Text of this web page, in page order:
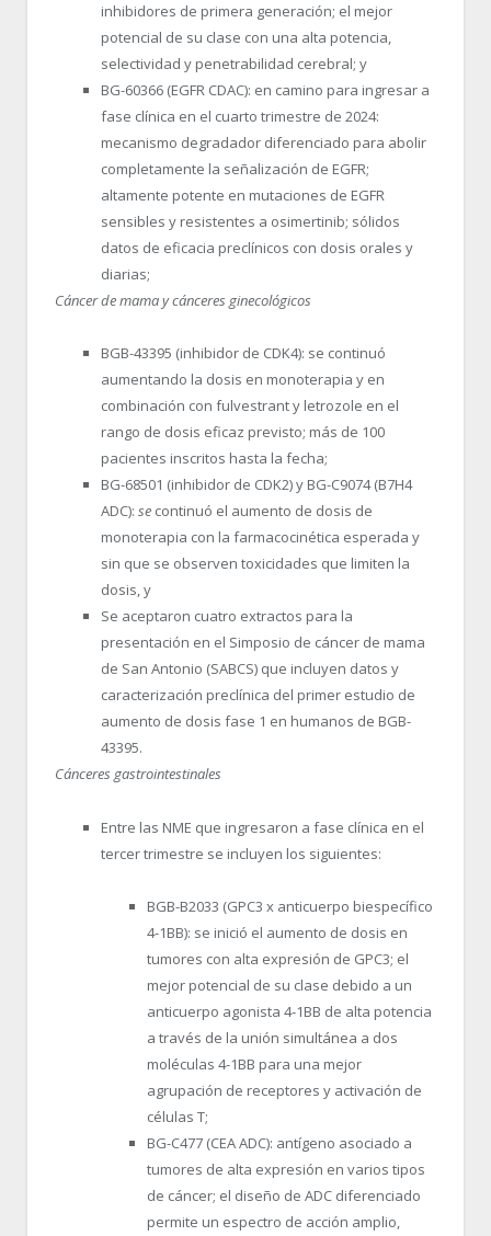
inhibidores de primera generación; el mejor
potencial de su clase con una alta potencia,
selectividad y penetrabilidad cerebral; y
BG-60366 (EGFR CDAC): en camino para ingresar a
fase clínica en el cuarto trimestre de 2024:
mecanismo degradador diferenciado para abolir
completamente la señalización de EGFR;
altamente potente en mutaciones de EGFR
sensibles y resistentes a osimertinib; sólidos
datos de eficacia preclínicos con dosis orales y
diarias;
Cáncer de mama y cánceres ginecológicos
BGB-43395 (inhibidor de CDK4): se continuó
aumentando la dosis en monoterapia y en
combinación con fulvestrant y letrozole en el
rango de dosis eficaz previsto; más de 100
pacientes inscritos hasta la fecha;
BG-68501 (inhibidor de CDK2) y BG-C9074 (B7H4
ADC): se continuó el aumento de dosis de
monoterapia con la farmacocinética esperada y
sin que se observen toxicidades que limiten la
dosis, y
Se aceptaron cuatro extractos para la
presentación en el Simposio de cáncer de mama
de San Antonio (SABCS) que incluyen datos y
caracterización preclínica del primer estudio de
aumento de dosis fase 1 en humanos de BGB-
43395.
Cánceres gastrointestinales
Entre las NME que ingresaron a fase clínica en el
tercer trimestre se incluyen los siguientes:
BGB-B2033 (GPC3 x anticuerpo biespecífico
4-1BB): se inició el aumento de dosis en
tumores con alta expresión de GPC3; el
mejor potencial de su clase debido a un
anticuerpo agonista 4-1BB de alta potencia
a través de la unión simultánea a dos
moléculas 4-1BB para una mejor
agrupación de receptores y activación de
células T;
BG-C477 (CEA ADC): antígeno asociado a
tumores de alta expresión en varios tipos
de cáncer; el diseño de ADC diferenciado
permite un espectro de acción amplio,